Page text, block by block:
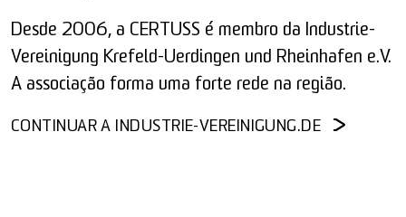
Desde 2006, a CERTUSS é membro da Industrie-
Vereinigung Krefeld-Uerdingen und Rheinhafen e.V.
A associação forma uma forte rede na região.
CONTINUAR A INDUSTRIE-VEREINIGUNG.DE